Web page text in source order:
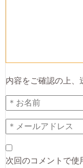
内容をご確認の上、
次回のコメントで使